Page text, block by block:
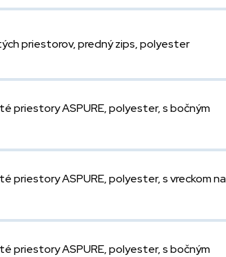
priestorov, predný zips, polyester
priestory ASPURE, polyester, s bočným
priestory ASPURE, polyester, s vreckom na
priestory ASPURE, polyester, s bočným